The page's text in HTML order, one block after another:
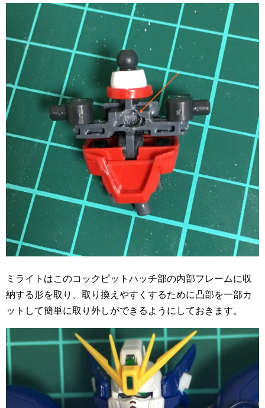
ミライトはこのコックピットハッチ部の内部フレームに収
納する形を取り、取り換えやすくするために凸部を一部カ
ットして簡単に取り外しができるようにしておきます。